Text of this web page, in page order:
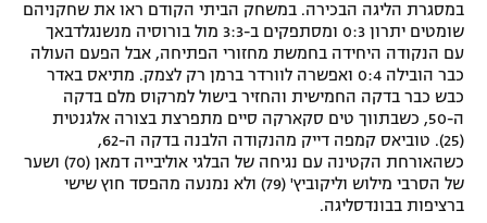
מדיניות פרטיות
תקנון פעילות ספורט 1
רשיון להקרנה פומבית לבית עסק
הצטרפות לחבילת הערוצים
גיימינג E-Sports
במסגרת הליגה הבכירה. במשחק הביתי הקודם ראו את שחקניהם
שומטים יתרון 0:3 ומסתפקים ב-3:3 מול בורוסיה מנשנגלדבאך
עם הנקודה היחידה בחמשת מחזורי הפתיחה, אבל הפעם העולה
כבר הובילה 0:4 ואפשרה לוורדר ברמן רק לצמק. מתיאס באדר
כבש כבר בדקה החמישית והחזיר בישול למרקוס מלם בדקה
ה-50, כשבתווך טים סקארקה סיים מתפרצת בצורה אלגנטית
(25). טוביאס קמפה דייק מהנקודה הלבנה בדקה ה-62,
כשהאורחת הקטינה עם נגיחה של הבלגי אוליבייה דמאן (70) ושער
של הסרבי מילוש וליקוביץ' (79) ולא נמנעה מהפסד חוץ שישי
ברציפות בבונדסליגה.